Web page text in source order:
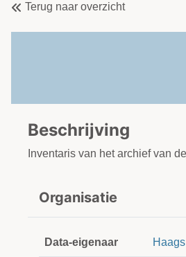
Terug naar overzicht
Beschrijving
Inventaris van het archief van
Organisatie
Data-eigenaar